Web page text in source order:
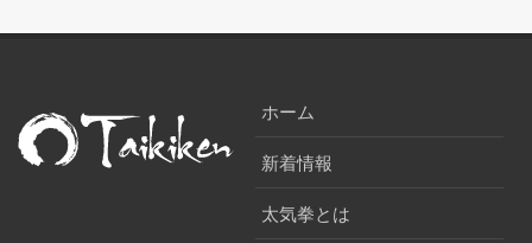
ホーム
新着情報
太気拳とは